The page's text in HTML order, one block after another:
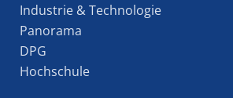
Industrie & Technologie
Panorama
DPG
Hochschule